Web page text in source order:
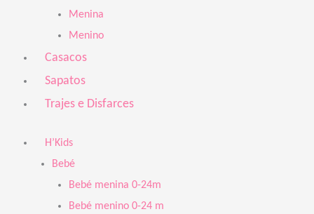
Menina
Menino
Casacos
Sapatos
Trajes e Disfarces
H’Kids
Bebé
Bebé menina 0-24m
Bebé menino 0-24 m